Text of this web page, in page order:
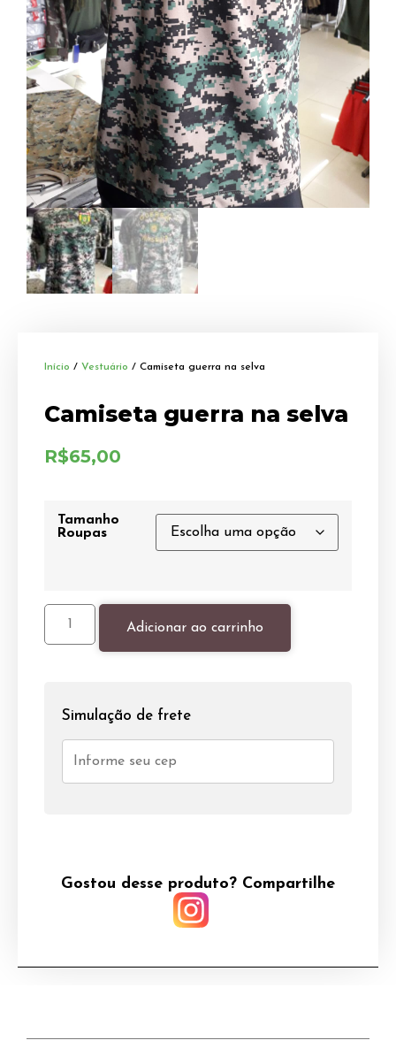
Início / Vestuário / Camiseta guerra na selva
Camiseta guerra na selva
R$65,00
Tamanho
Roupas
Adicionar ao carrinho
Simulação de frete
Gostou desse produto? Compartilhe